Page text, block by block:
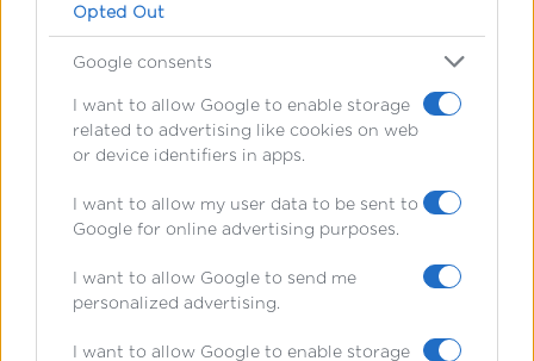
Opted Out
Google consents
I want to allow Google to enable storage
related to advertising like cookies on web
or device identifiers in apps.
I want to allow my user data to be sent to
Google for online advertising purposes.
I want to allow Google to send me
personalized advertising.
I want to allow Google to enable storage
Δείτε τη συνέντευξη που έδωσε η
Στεργιάνα Παπαδημητρίου στον
καθηγητή κύριο Καραθανάση: